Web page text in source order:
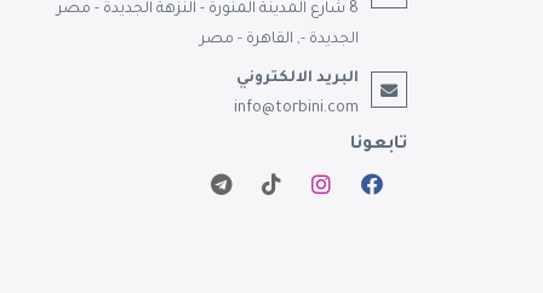
8 شارع المدينة المنورة - النزهة الجديدة - مصر
الجديدة -, القاهرة - مصر
البريد الالكتروني
info@torbini.com
تابعونا